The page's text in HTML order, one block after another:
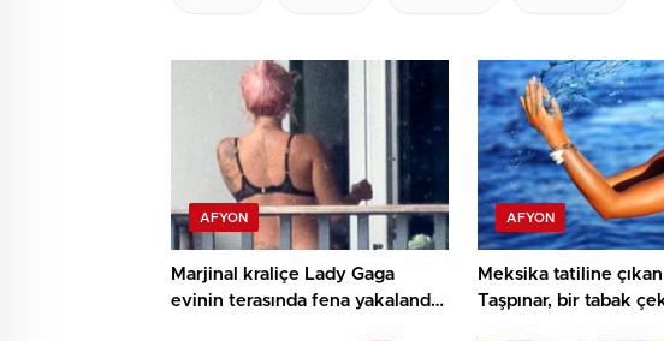
AFYON
Marjinal kraliçe Lady Gaga
evinin terasında fena yakalandı!
AFYON
Meksika tatiline
Taşpınar, bir tabak